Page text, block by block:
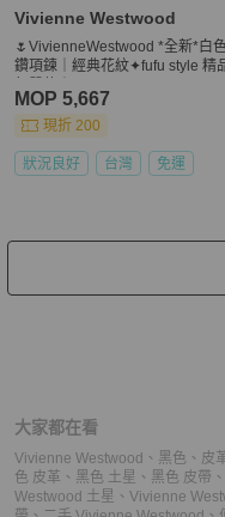
Vivienne Westwood
🌷VivienneWestwood *全新*白
鑽項鍊｜經典花紋✦fufu style 精
MOP 5,667
現折 200
狀況良好 台灣 免運
大家都在看
Vivienne Westwood 、 黑色 、 皮
色 皮革 、 黑色 土星 、 黑色 皮帶 、
Westwood 土星 、 Vivienne